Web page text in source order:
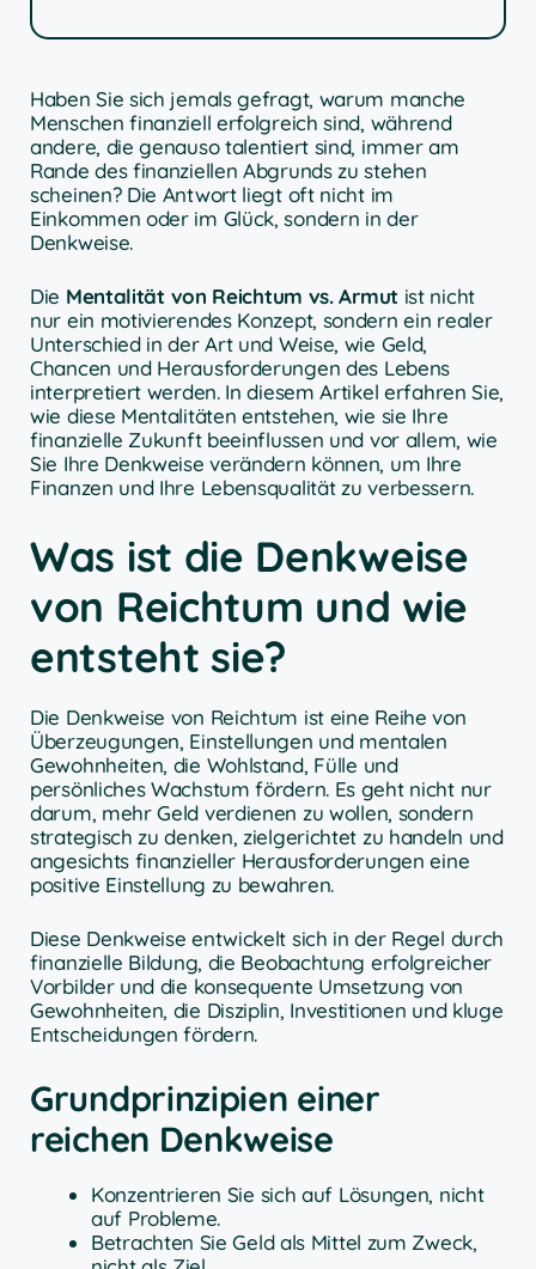
Haben Sie sich jemals gefragt, warum manche
Menschen finanziell erfolgreich sind, während
andere, die genauso talentiert sind, immer am
Rande des finanziellen Abgrunds zu stehen
scheinen? Die Antwort liegt oft nicht im
Einkommen oder im Glück, sondern in der
Denkweise.
Die Mentalität von Reichtum vs. Armut ist nicht
nur ein motivierendes Konzept, sondern ein realer
Unterschied in der Art und Weise, wie Geld,
Chancen und Herausforderungen des Lebens
interpretiert werden. In diesem Artikel erfahren Sie,
wie diese Mentalitäten entstehen, wie sie Ihre
finanzielle Zukunft beeinflussen und vor allem, wie
Sie Ihre Denkweise verändern können, um Ihre
Finanzen und Ihre Lebensqualität zu verbessern.
Was ist die Denkweise
von Reichtum und wie
entsteht sie?
Die Denkweise von Reichtum ist eine Reihe von
Überzeugungen, Einstellungen und mentalen
Gewohnheiten, die Wohlstand, Fülle und
persönliches Wachstum fördern. Es geht nicht nur
darum, mehr Geld verdienen zu wollen, sondern
strategisch zu denken, zielgerichtet zu handeln und
angesichts finanzieller Herausforderungen eine
positive Einstellung zu bewahren.
Diese Denkweise entwickelt sich in der Regel durch
finanzielle Bildung, die Beobachtung erfolgreicher
Vorbilder und die konsequente Umsetzung von
Gewohnheiten, die Disziplin, Investitionen und kluge
Entscheidungen fördern.
Grundprinzipien einer
reichen Denkweise
Konzentrieren Sie sich auf Lösungen, nicht
auf Probleme.
Betrachten Sie Geld als Mittel zum Zweck,